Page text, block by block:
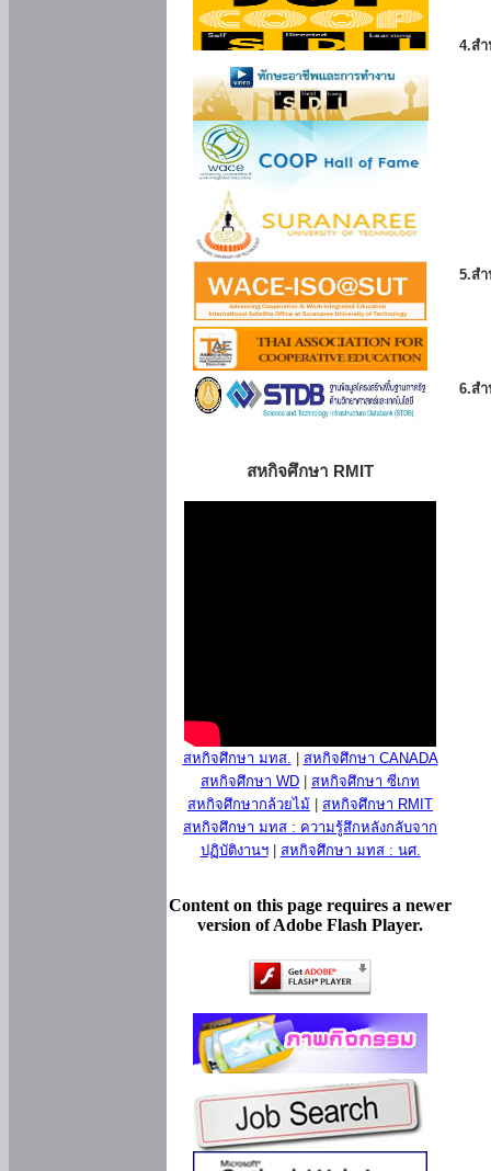
สหกิจศึกษา RMIT
สหกิจศึกษา มทส.
สหกิจศึกษา CANADA
สหกิจศึกษา WD
สหกิจศึกษา ซีเกท
สหกิจศึกษากล้วยไม้
สหกิจศึกษา RMIT
สหกิจศึกษา มทส : ความรู้สึกหลังกลับจาก
ปฏิบัติงานฯ| สหกิจศึกษา มทส : นศ.
Content on this page requires a newer
version of Adobe Flash Player.
4.ส
5.ส
6.ส